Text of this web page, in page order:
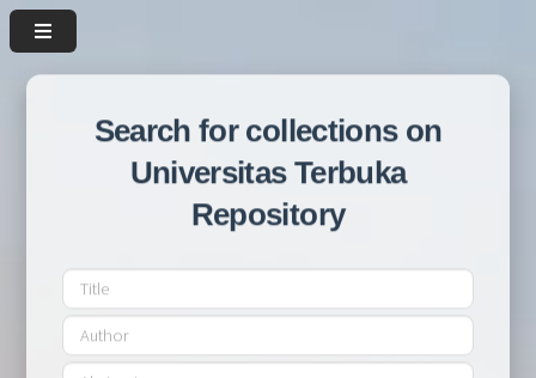
Search for collections on
Universitas Terbuka
Repository